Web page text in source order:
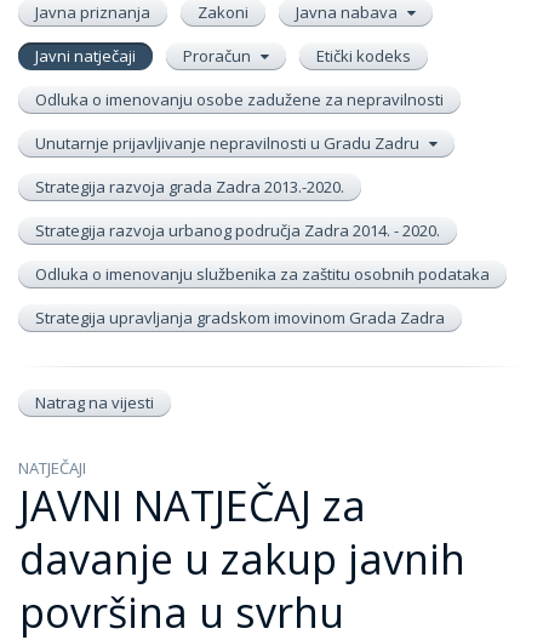
Javna priznanja
Zakoni
Javna nabava
Javni natječaji
Proračun
Etički kodeks
Odluka o imenovanju osobe zadužene za nepravilnosti
Unutarnje prijavljivanje nepravilnosti u Gradu Zadru
Strategija razvoja grada Zadra 2013.-2020.
Strategija razvoja urbanog područja Zadra 2014. - 2020.
Odluka o imenovanju službenika za zaštitu osobnih podataka
Strategija upravljanja gradskom imovinom Grada Zadra
Natrag na vijesti
NATJEČAJI
JAVNI NATJEČAJ za
davanje u zakup javnih
površina u svrhu